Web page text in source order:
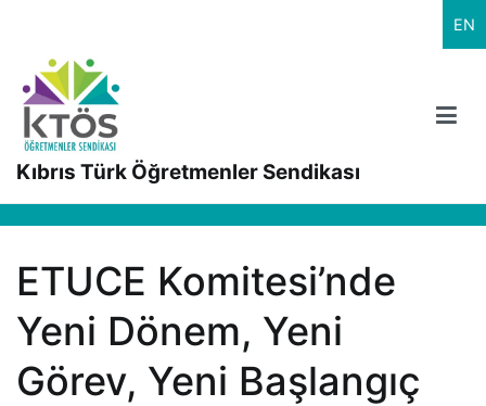
EN
Kıbrıs Türk Öğretmenler Sendikası
ETUCE Komitesi’nde
Yeni Dönem, Yeni
Görev, Yeni Başlangıç